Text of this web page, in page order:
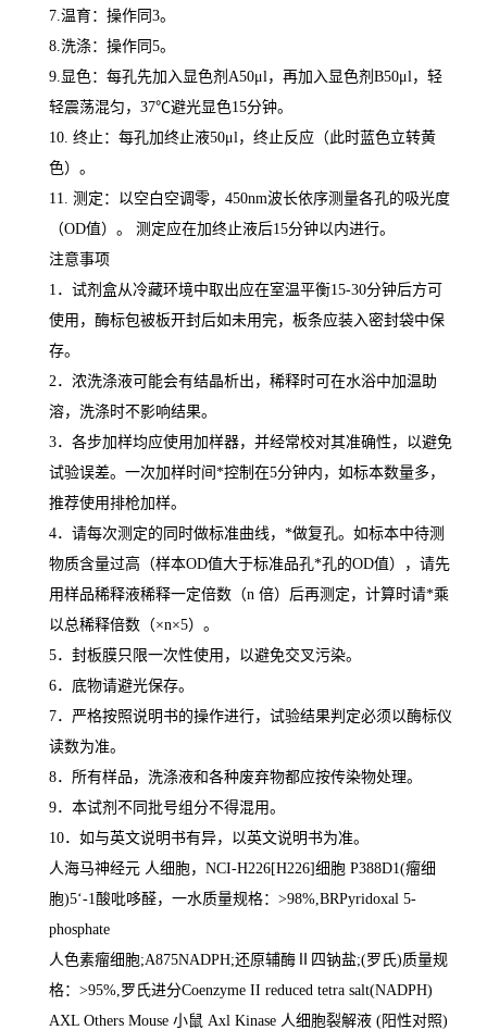
7. 温育：操作同 3。
8. 洗涤：操作同 5。
9. 显色：每孔先加入显色剂 A50μl ，再加入显色剂 B50μl ，轻
轻震荡混匀， 37℃避光显色15分钟。
10. 终止：每孔加终止液50μl ，终止反应（此时蓝色立转黄
色）。
11. 测定：以空白空调零， 450nm波长依序测量各孔的吸光度
（OD值）。 测定应在加终止液后15分钟以内进行。
注意事项
1 ．试剂盒从冷藏环境中取出应在室温平衡15-30分钟后方可
使用，酶标包被板开封后如未用完，板条应装入密封袋中保
存。
2 ．浓洗涤液可能会有结晶析出，稀释时可在水浴中加温助
溶，洗涤时不影响结果。
3．各步加样均应使用加样器，并经常校对其准确性，以避免
试验误差。一次加样时间 *控制在5分钟内，如标本数量多，
推荐使用排枪加样。
4．请每次测定的同时做标准曲线， *做复孔。如标本中待测
物质含量过高（样本OD值大于标准品孔*孔的OD值），请先
用样品稀释液稀释一定倍数（n 倍）后再测定，计算时请*乘
以总稀释倍数（×n×5）。
5．封板膜只限一次性使用，以避免交叉污染。
6．底物请避光保存。
7．严格按照说明书的操作进行，试验结果判定必须以酶标仪
读数为准。
8．所有样品，洗涤液和各种废弃物都应按传染物处理。
9．本试剂不同批号组分不得混用。
10．如与英文说明书有异，以英文说明书为准。
人海马神经元 人细胞， NCI-H226[H226]细胞 P388D1(瘤细
胞)5‘-1 酸吡哆醛，一水质量规格： >98%,BRPyridoxal 5-
phosphate
人色素瘤细胞;A875NADPH;还原辅酶Ⅱ四钠盐;(罗氏)质量规
格： >95%, 罗氏进分Coenzyme II reduced tetra salt(NADPH)
AXL Others Mouse 小鼠 Axl Kinase 人细胞裂解液 (阳性对照)